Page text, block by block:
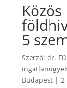
5
Szerző: dr.
Budapest| 2